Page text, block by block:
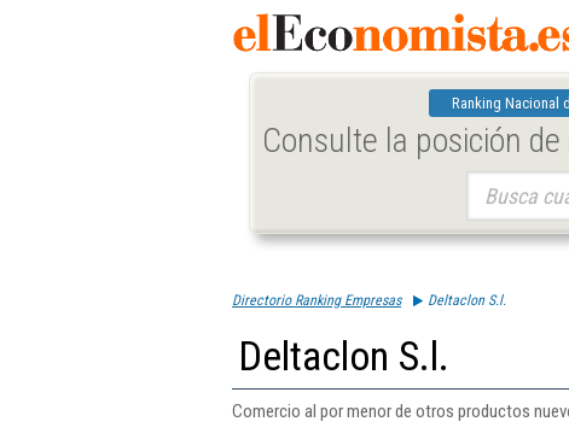
Ranking Nacional
Consulte la posición
Directorio Ranking Empresas Deltaclon S.l.
Deltaclon S.l.
Comercio al por menor de otros productos